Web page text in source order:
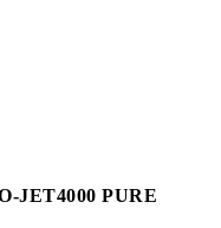
JET4000 PURE